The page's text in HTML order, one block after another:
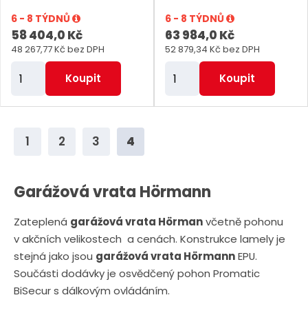
58 404,0 Kč
48 267,77 Kč bez DPH
ě
p
č
e
t
Koupit
6 - 8 TÝDNŮ
63 984,0 Kč
52 879,34 Kč bez DPH
ě
p
č
e
t
Koupit
6 - 8 TÝDNŮ
1 2 3 4
Garážová vrata Hörmann
Zateplená garážová vrata Hörmanvčetně pohonu
v akčních velikostech a cenách. Konstrukce lamely je
stejná jako jsou garážová vrata HörmannEPU.
Součásti dodávky je osvědčený pohon Promatic
BiSecur s dálkovým ovládáním.